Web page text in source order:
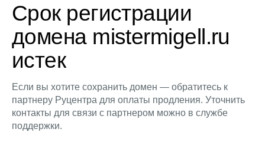
Срок регистрации
домена mistermigell.ru
истек
Если вы хотите сохранить домен — обратитесь к
партнеру Руцентра для оплаты продления. Уточнить
контакты для связи с партнером можно в службе
поддержки.